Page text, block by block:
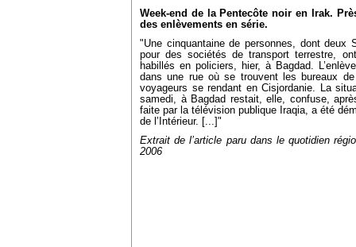
Week-end de la Pentecôte noir en Irak.
des enlèvements en série.
"Une cinquantaine de personnes, dont deux
pour des sociétés de transport terrestre,
habillés en policiers, hier, à Bagdad.
dans une rue où se trouvent les bureaux de
voyageurs se rendant en Cisjordanie. La
samedi, à Bagdad restait, elle, confuse,
faite par la télévision publique Iraqia, a été
de l’Intérieur. [...]"
Extrait de l’article paru dans le quotidien
2006